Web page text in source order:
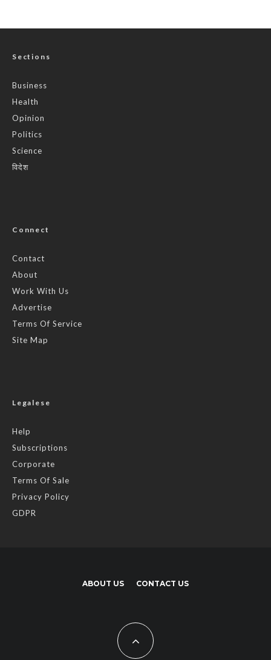
Sections
Business
Health
Opinion
Politics
Science
विदेश
Connect
Contact
About
Work With Us
Advertise
Terms Of Service
Site Map
Legalese
Help
Subscriptions
Corporate
Terms Of Sale
Privacy Policy
GDPR
ABOUT US CONTACT US